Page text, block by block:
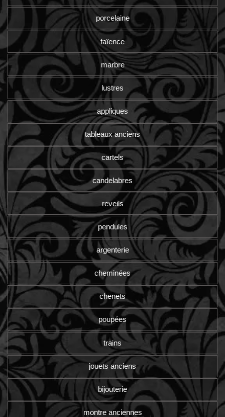
porcelaine
faïence
marbre
lustres
appliques
tableaux anciens
cartels
candelabres
reveils
pendules
argenterie
cheminées
chenets
poupées
trains
jouets anciens
bijouterie
montre anciennes